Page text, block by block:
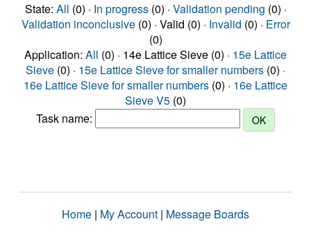
State: All (0) · In progress(0) · Validation pending (0) ·
Validation inconclusive(0) · Valid (0) · Invalid (0) · Error
(0)
Application: All (0) · 14e Lattice Sieve (0) · 15e Lattice
Sieve (0) · 15e Lattice Sieve for smaller numbers (0) ·
16e Lattice Sieve for smaller numbers (0) · 16e Lattice
Sieve V5 (0)
Task name:
Home | My Account | Message Boards